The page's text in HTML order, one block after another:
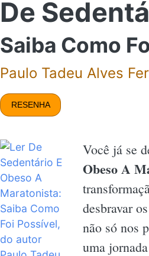
De
Saiba Como
Paulo Tadeu Alves
RESENHA
Você já se
Obeso A
desbravar
não só nos
uma